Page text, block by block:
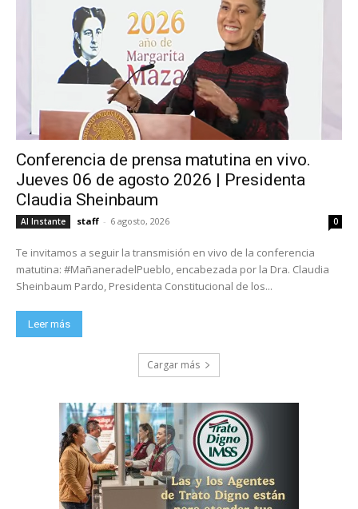
Conferencia de prensa matutina en vivo.
Jueves 06 de agosto 2026 | Presidenta
Claudia Sheinbaum
Al Instante staff - 6 agosto, 2026 0
Te invitamos a seguir la transmisión en vivo de la conferencia
matutina: #MañaneradelPueblo, encabezada por la Dra. Claudia
Sheinbaum Pardo, Presidenta Constitucional de los...
Leer más
Cargar más